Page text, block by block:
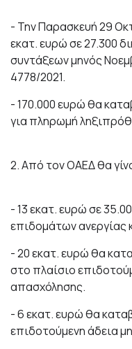
- Την Παρασκευή 29
εκατ. ευρώ σε 27.300
συντάξεων μηνός
4778/2021.
- 170.000 ευρώ θα
για πληρωμή
2. Από τον ΟΑΕΔ θα
- 13 εκατ. ευρώ σε
επιδομάτων ανεργίας
- 20 εκατ. ευρώ θα
στο πλαίσιο
απασχόλησης.
- 6 εκατ. ευρώ θα
επιδοτούμενη άδεια